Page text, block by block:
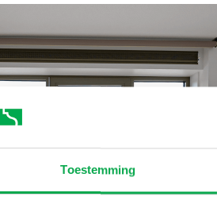
Toestemming